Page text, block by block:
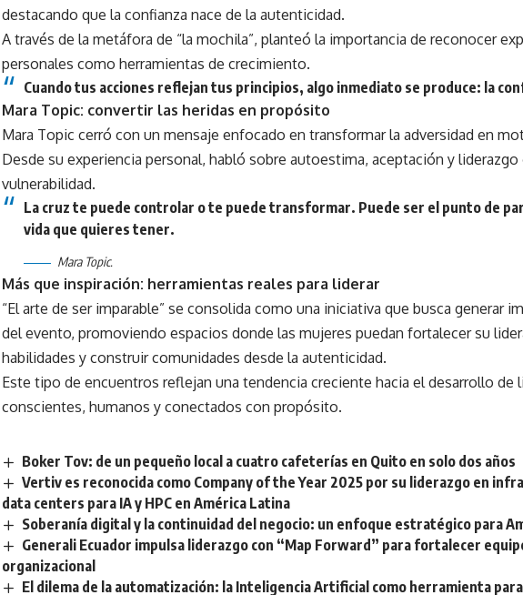
destacando que la confianza nace de la autenticidad.
A través de la metáfora de “la mochila”, planteó la importancia de reconocer
personales como herramientas de crecimiento.
Cuando tus acciones reflejan tus principios, algo inmediato se produce: la
Mara Topic: convertir las heridas en propósito
Mara Topic cerró con un mensaje enfocado en transformar la adversidad en
Desde su experiencia personal, habló sobre autoestima, aceptación y liderazgo
vulnerabilidad.
La cruz te puede controlar o te puede transformar. Puede ser el punto de
vida que quieres tener.
Mara Topic.
Más que inspiración: herramientas reales para liderar
“El arte de ser imparable” se consolida como una iniciativa que busca generar
del evento, promoviendo espacios donde las mujeres puedan fortalecer su
habilidades y construir comunidades desde la autenticidad.
Este tipo de encuentros reflejan una tendencia creciente hacia el desarrollo de
conscientes, humanos y conectados con propósito.
Boker Tov: de un pequeño local a cuatro cafeterías en Quito en solo dos años
Vertiv es reconocida como Company of the Year 2025 por su liderazgo en
data centers para IA y HPC en América Latina
Soberanía digital y la continuidad del negocio: un enfoque estratégico para
Generali Ecuador impulsa liderazgo con “Map Forward” para fortalecer
organizacional
El dilema de la automatización: la Inteligencia Artificial como herramienta